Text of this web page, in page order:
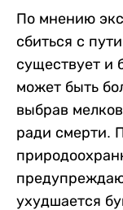
По мнению
сбиться с
существует и
может быть
выбрав
ради смерти.
ухудшается